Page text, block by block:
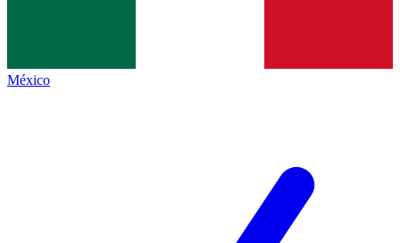
México